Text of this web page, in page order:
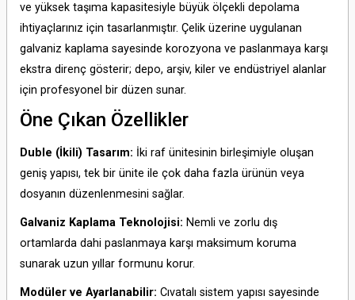
ve yüksek taşıma kapasitesiyle büyük ölçekli depolama
ihtiyaçlarınız için tasarlanmıştır. Çelik üzerine uygulanan
galvaniz kaplama sayesinde korozyona ve paslanmaya karşı
ekstra direnç gösterir; depo, arşiv, kiler ve endüstriyel alanlar
için profesyonel bir düzen sunar.
Öne Çıkan Özellikler
Duble (İkili) Tasarım: İki raf ünitesinin birleşimiyle oluşan
geniş yapısı, tek bir ünite ile çok daha fazla ürünün veya
dosyanın düzenlenmesini sağlar.
Galvaniz Kaplama Teknolojisi: Nemli ve zorlu dış
ortamlarda dahi paslanmaya karşı maksimum koruma
sunarak uzun yıllar formunu korur.
Modüler ve Ayarlanabilir: Cıvatalı sistem yapısı sayesinde